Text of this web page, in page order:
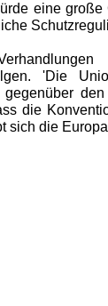
eine
'Die
die
sich die